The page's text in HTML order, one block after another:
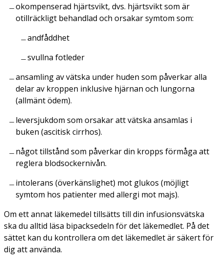
okompenserad hjärtsvikt, dvs. hjärtsvikt som är
otillräckligt behandlad och orsakar symtom som:
andfåddhet
svullna fotleder
ansamling av vätska under huden som påverkar alla
delar av kroppen inklusive hjärnan och lungorna
(allmänt ödem).
leversjukdom som orsakar att vätska ansamlas i
buken (ascitisk cirrhos).
något tillstånd som påverkar din kropps förmåga att
reglera blodsockernivån.
intolerans (överkänslighet) mot glukos (möjligt
symtom hos patienter med allergi mot majs).
Om ett annat läkemedel tillsätts till din infusionsvätska
ska du alltid läsa bipacksedeln för det läkemedlet. På det
sättet kan du kontrollera om det läkemedlet är säkert för
dig att använda.